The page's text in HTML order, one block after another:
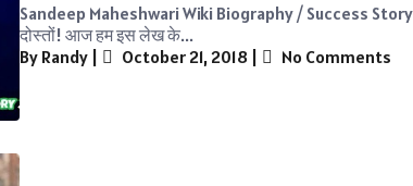
Sandeep Maheshwari Wiki Biography / Success Story
दोस्तों! आज हम इस लेख के...
By Randy | October 21, 2018 | No Comments